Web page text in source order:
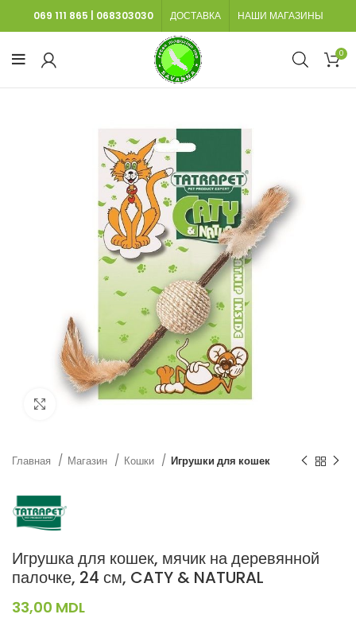
069 111 865 068303030 ДОСТАВКА НАШИ МАГАЗИНЫ
0
Нажмите, чтобы увеличить
Главная Магазин Кошки Игрушки для кошек
Игрушка для кошек, мячик на деревянной
палочке, 24 см, CATY & NATURAL
33,00 MDL